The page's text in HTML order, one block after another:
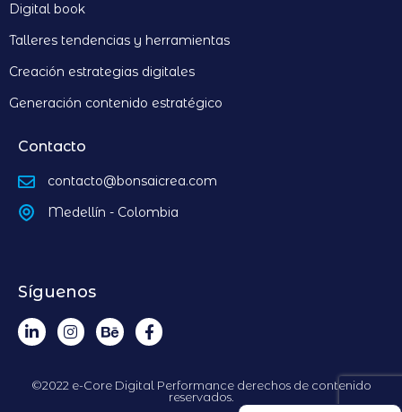
Digital book
Talleres tendencias y herramientas
Creación estrategias digitales
Generación contenido estratégico
Contacto
contacto@bonsaicrea.com
Medellín - Colombia
Síguenos
©2022 e-Core Digital Performance derechos de contenido
reservados.